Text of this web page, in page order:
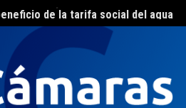
de la tarifa social del agua